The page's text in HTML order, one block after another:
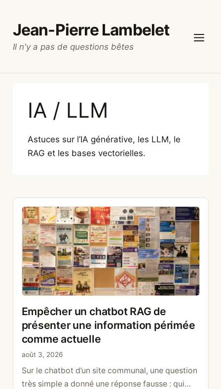
contenu
Jean-Pierre Lambelet
Il n'y a pas de questions bêtes
IA / LLM
Astuces sur l’IA générative, les LLM, le
RAG et les bases vectorielles.
Empêcher un chatbot RAG de
présenter une information périmée
comme actuelle
août 3, 2026
Sur le chatbot d’un site communal, une question
très simple a donné une réponse fausse : qui